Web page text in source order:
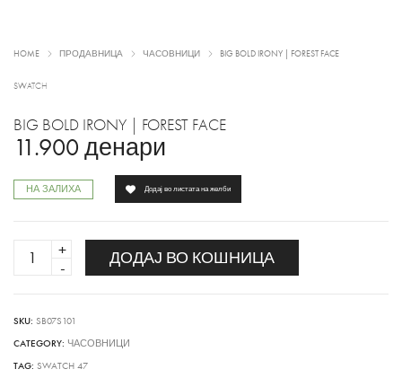
HOME ПРОДАВНИЦА ЧАСОВНИЦИ BIG BOLD IRONY | FOREST FACE
SWATCH
BIG BOLD IRONY | FOREST FACE
11.900 денари
НА ЗАЛИХА
BIG
BOLD
FOREST
FACE
quantity
ДОДАЈ ВО КОШНИЦА
Додај во листата на желби
SKU: SB07S101
CATEGORY: ЧАСОВНИЦИ
TAG: SWATCH 47